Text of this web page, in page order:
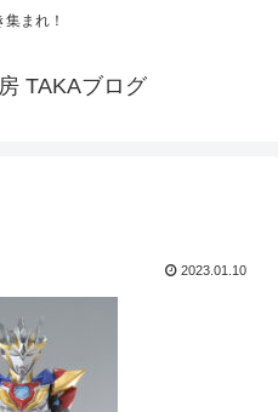
まれ！
TAKAブログ
2023.01.10